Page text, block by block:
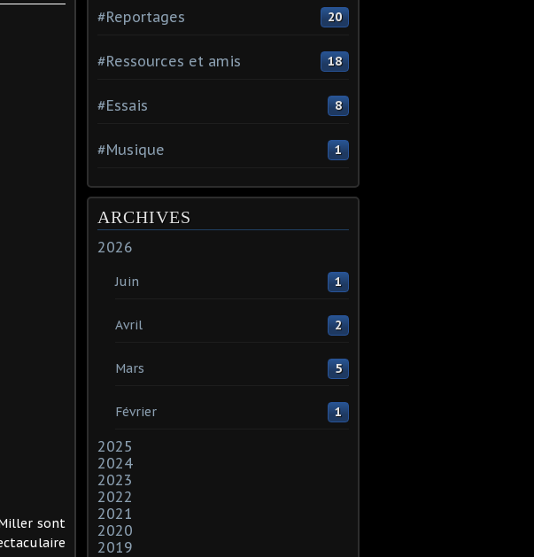
sont
#Reportages 20
#Ressources et amis 18
#Essais 8
#Musique 1
ARCHIVES
2026
Juin 1
Avril 2
Mars 5
Février 1
2025
2024
2023
2022
2021
2020
2019